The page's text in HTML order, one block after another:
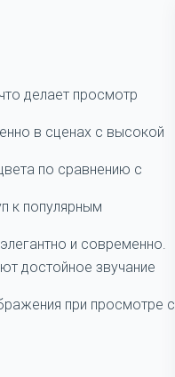
делает просмотр
в сценах с высокой
по сравнению с
к популярным
и современно.
достойное звучание
при просмотре с